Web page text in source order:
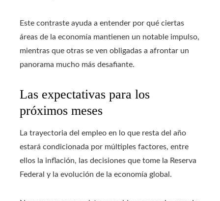
Este contraste ayuda a entender por qué ciertas
áreas de la economía mantienen un notable impulso,
mientras que otras se ven obligadas a afrontar un
panorama mucho más desafiante.
Las expectativas para los
próximos meses
La trayectoria del empleo en lo que resta del año
estará condicionada por múltiples factores, entre
ellos la inflación, las decisiones que tome la Reserva
Federal y la evolución de la economía global.